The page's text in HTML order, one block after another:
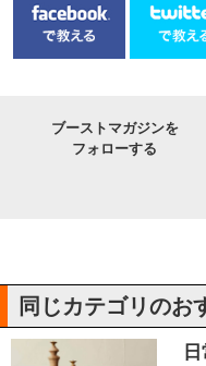
ブーストマガジンを
フォローする
同じカテゴリのお